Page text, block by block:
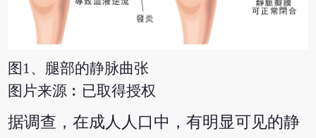
图1、腿部的静脉曲张
图片来源︰已取得授权
据调查，在成人人口中，有明显可见的静